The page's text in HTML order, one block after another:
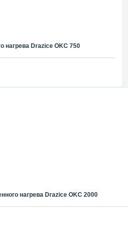
нагрева Drazice OKC 750
нагрева Drazice OKC 2000